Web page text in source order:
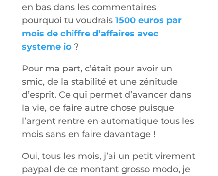
en bas dans les commentaires
pourquoi tu voudrais 1500 euros par
mois de chiffre d’affaires avec
systeme io?
Pour ma part, c’était pour avoir un
smic, de la stabilité et une zénitude
d’esprit. Ce qui permet d’avancer dans
la vie, de faire autre chose puisque
l’argent rentre en automatique tous les
mois sans en faire davantage !
Oui, tous les mois, j’ai un petit virement
paypal de ce montant grosso modo, je